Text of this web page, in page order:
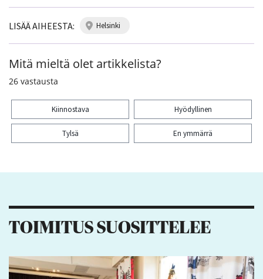
LISÄÄ AIHEESTA: helsinki
Mitä mieltä olet artikkelista?
26 vastausta
Kiinnostava Hyödyllinen
Tylsä En ymmärrä
TOIMITUS SUOSITTELEE